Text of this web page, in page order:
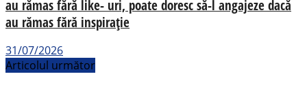
au rămas fără like- uri, poate doresc să-l angajeze dacă
au rămas fără inspirație
31/07/2026
Articolul următor